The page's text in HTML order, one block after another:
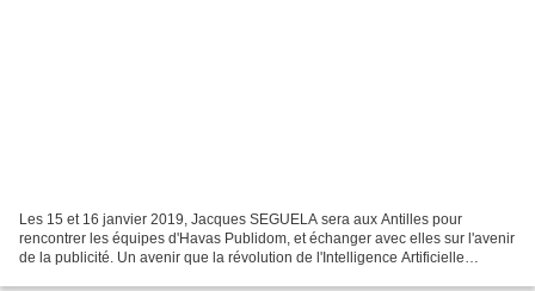
Les 15 et 16 janvier 2019, Jacques SEGUELA sera aux Antilles pour
rencontrer les équipes d'Havas Publidom, et échanger avec elles sur l'avenir
de la publicité. Un avenir que la révolution de l'Intelligence Artificielle